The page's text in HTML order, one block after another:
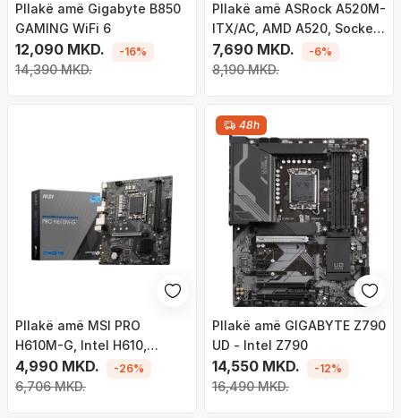
Pllakë amë Gigabyte B850
GAMING WiFi 6
12,090 MKD.
14,390 MKD.
-16%
Pllakë amë ASRock A520M-
ITX/AC, AMD A520, Socket
AM4, 2 slota, Bluetooth /
Wi-Fi 5, Mini ITX
7,690 MKD.
8,190 MKD.
-6%
Pllakë amë MSI PRO
H610M-G, Intel H610,
Socket 1700, 2 slota, Micro
ATX
4,990 MKD.
6,706 MKD.
-26%
48h
Pllakë amë GIGABYTE Z790
UD - Intel Z790
14,550 MKD.
16,490 MKD.
-12%